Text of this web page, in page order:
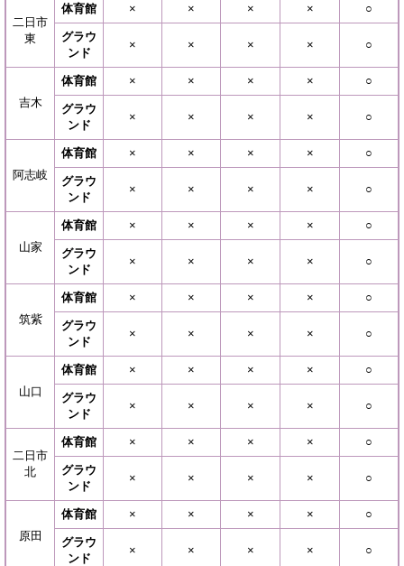
二日市
東
体育館 × × × × ○
グラウ
ンド
× × ​×​ × ○
吉木
体育館 × ​× ​× × ○
グラウ
ンド
× ​× ​× × ○
阿志岐
体育館 × ​× ​× × ​○
グラウ
ンド
× ​× ​× × ​​○
山家
体育館 × ​× ​× × ​○
グラウ
ンド
× ​× ​× × ​○
筑紫
体育館 × ​× ​× × ​○
グラウ
ンド
× ​× ​× × ​○
山口
体育館 × ​× ​× × ○
グラウ
ンド
​× ​× × × ○
二日市
北
体育館 × ​× ​× × ​○
グラウ
ンド
× ​× ​× × ​​○
原田
体育館 × ​× ​× × ○
グラウ
ンド
× ​× ​× × ○